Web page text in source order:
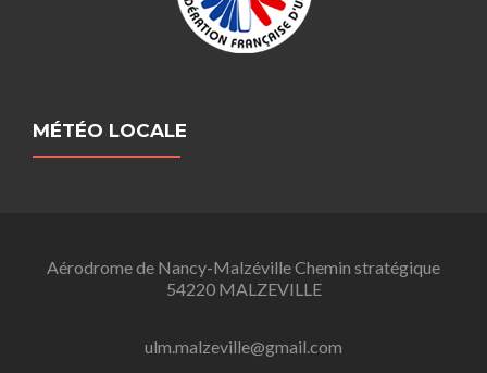
MÉTÉO LOCALE
Aérodrome de Nancy-Malzéville Chemin stratégique
54220 MALZEVILLE
ulm.malzeville@gmail.com